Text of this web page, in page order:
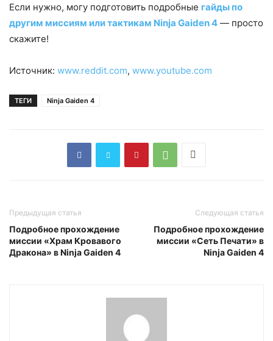
Если нужно, могу подготовить подробные гайды по
другим миссиям или тактикам Ninja Gaiden 4 — просто
скажите!
Источник: www.reddit.com, www.youtube.com
ТЕГИ Ninja Gaiden 4
Предыдущая статья
Подробное прохождение
миссии «Храм Кровавого
Дракона» в Ninja Gaiden 4
Следующая статья
Подробное прохождение
миссии «Сеть Печати» в
Ninja Gaiden 4